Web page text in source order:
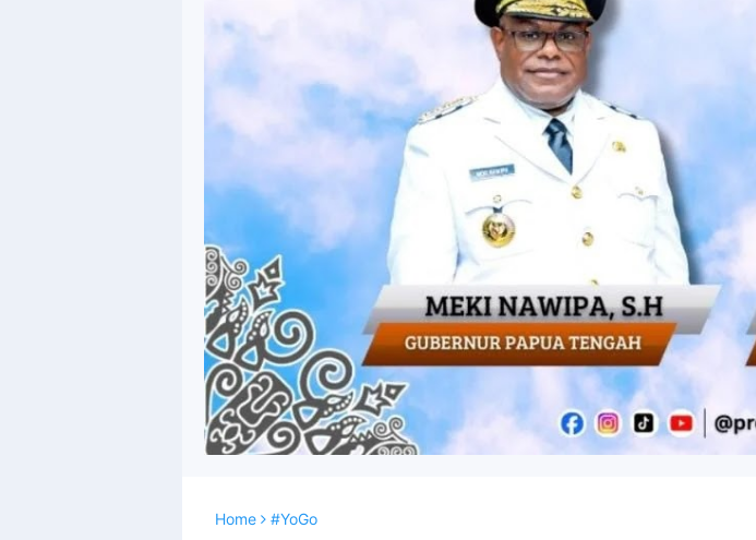
Home #YoGo